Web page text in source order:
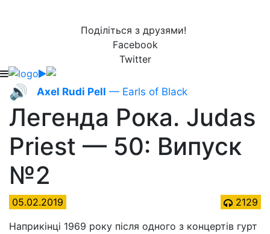
Поділіться з друзями!
Facebook
Twitter
🔊 Axel Rudi Pell — Earls of Black
Легенда Рока. Judas
Priest — 50: Випуск
№2
05.02.2019
2129
Наприкінці 1969 року після одного з концертів гурт